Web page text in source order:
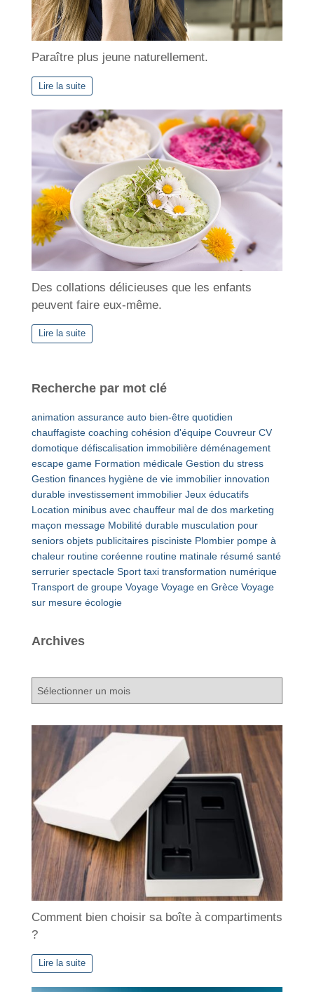
Paraître plus jeune naturellement.
Lire la suite
Des collations délicieuses que les enfants
peuvent faire eux-même.
Lire la suite
Recherche par mot clé
animation assurance auto bien-être quotidien
chauffagiste coaching cohésion d'équipe Couvreur CV
domotique défiscalisation immobilière déménagement
escape game Formation médicale Gestion du stress
Gestion finances hygiène de vie immobilier innovation
durable investissement immobilier Jeux éducatifs
Location minibus avec chauffeur mal de dos marketing
maçon message Mobilité durable musculation pour
seniors objets publicitaires pisciniste Plombier pompe à
chaleur routine coréenne routine matinale résumé santé
serrurier spectacle Sport taxi transformation numérique
Transport de groupe Voyage Voyage en Grèce Voyage
sur mesure écologie
Archives
A
c
Comment bien choisir sa boîte à compartiments
?
Lire la suite